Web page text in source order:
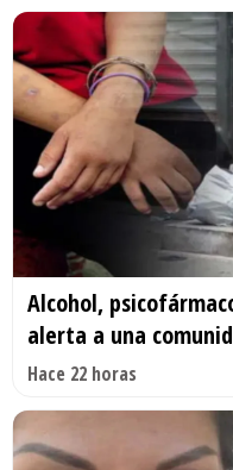
Alcohol,
alerta a una
Hace 22 horas